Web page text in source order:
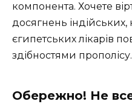
компонента. Хочете
досягнень індійських,
єгипетських лікарів
здібностями прополісу.
Обережно! Не